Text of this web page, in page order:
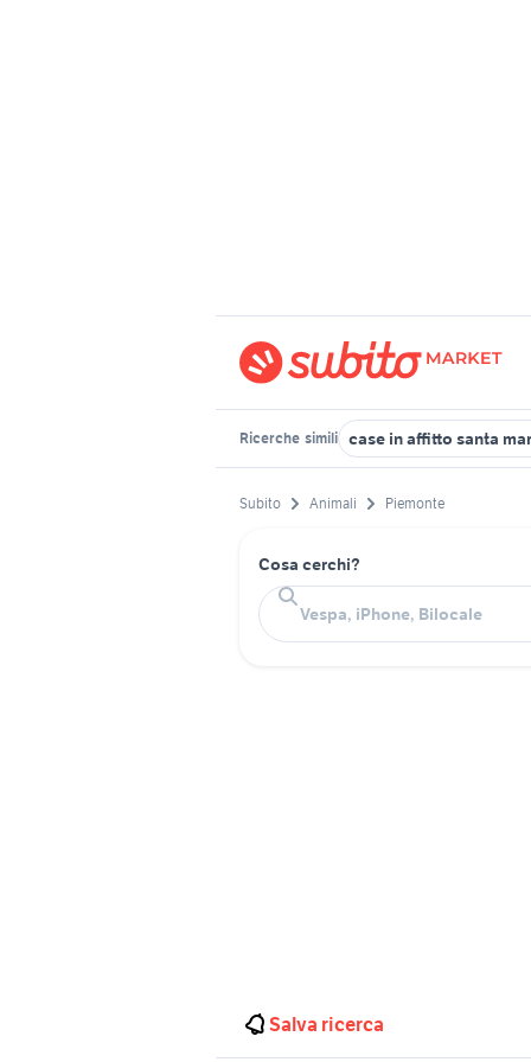
Ricerche simili case in affitto santa
Subito Animali Piemonte
Cosa cerchi?
Salva ricerca